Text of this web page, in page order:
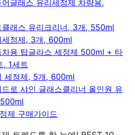
글래스 유리세정제 차량용,
클래스 유리크리너, 3개, 550ml
세정제, 3개, 600ml
차용 탑글라스 세정제 500ml + 타
, 1세트
세정제, 5개, 600ml
로 샤인 글래스클리너 올인원 유
제 구매가이드